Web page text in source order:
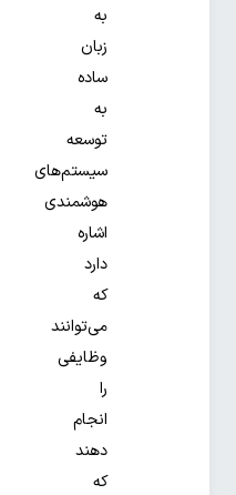
به
زبان
ساده
به
توسعه
سیستم‌های
هوشمندی
اشاره
دارد
که
می‌توانند
وظایفی
را
انجام
دهند
که